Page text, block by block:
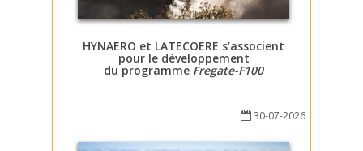
HYNAERO et LATECOERE s’associent
pour le développement
du programme Fregate-F100
30-07-2026